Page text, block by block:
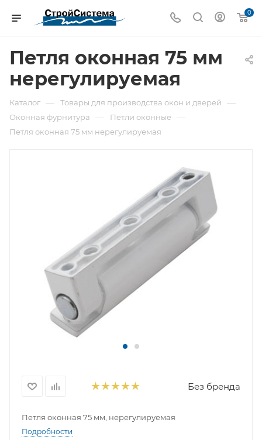
0
Петля оконная 75 мм
нерегулируемая
Каталог — Товары для производства окон и дверей —
Оконная фурнитура — Петли оконные —
Петля оконная 75 мм нерегулируемая
Без бренда
Петля оконная 75 мм, нерегулируемая
Подробности